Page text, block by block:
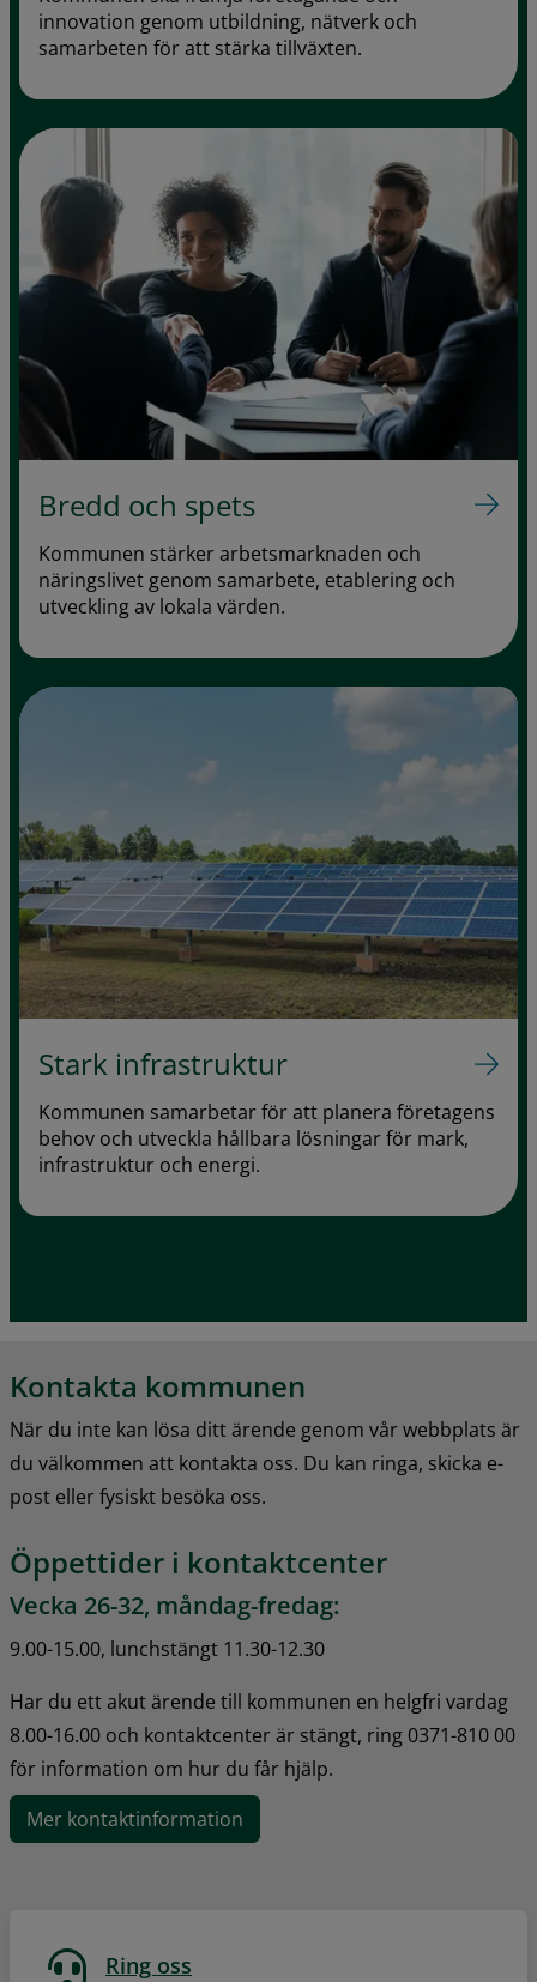
innovation genom utbildning, nätverk och
samarbeten för att stärka tillväxten.
Bredd och spets
Kommunen stärker arbetsmarknaden och
näringslivet genom samarbete, etablering och
utveckling av lokala värden.
Stark infrastruktur
Kommunen samarbetar för att planera företagens
behov och utveckla hållbara lösningar för mark,
infrastruktur och energi.
Kontakta kommunen
När du inte kan lösa ditt ärende genom vår webbplats är
du välkommen att kontakta oss. Du kan ringa, skicka e-
post eller fysiskt besöka oss.
Öppettider i kontaktcenter
Vecka 26-32, måndag-fredag:
9.00-15.00, lunchstängt 11.30-12.30
Har du ett akut ärende till kommunen en helgfri vardag
8.00-16.00 och kontaktcenter är stängt, ring 0371-810 00
för information om hur du får hjälp.
Mer kontaktinformation
Ring oss